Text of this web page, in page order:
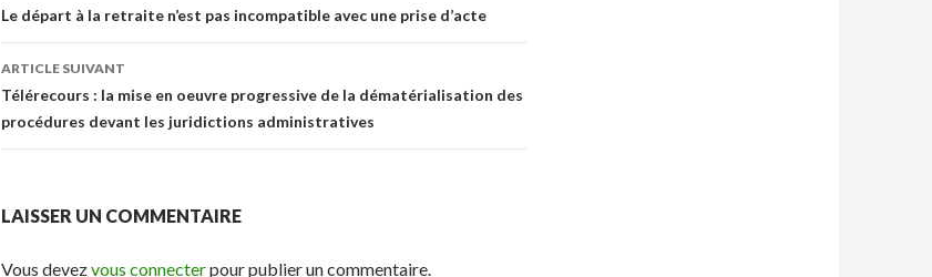
des
articles
Le départ à la retraite n’est pas incompatible avec une prise d’acte
ARTICLE SUIVANT
Télérecours : la mise en oeuvre progressive de la dématérialisation des
procédures devant les juridictions administratives
LAISSER UN COMMENTAIRE
Vous devezvous connecterpour publier un commentaire.